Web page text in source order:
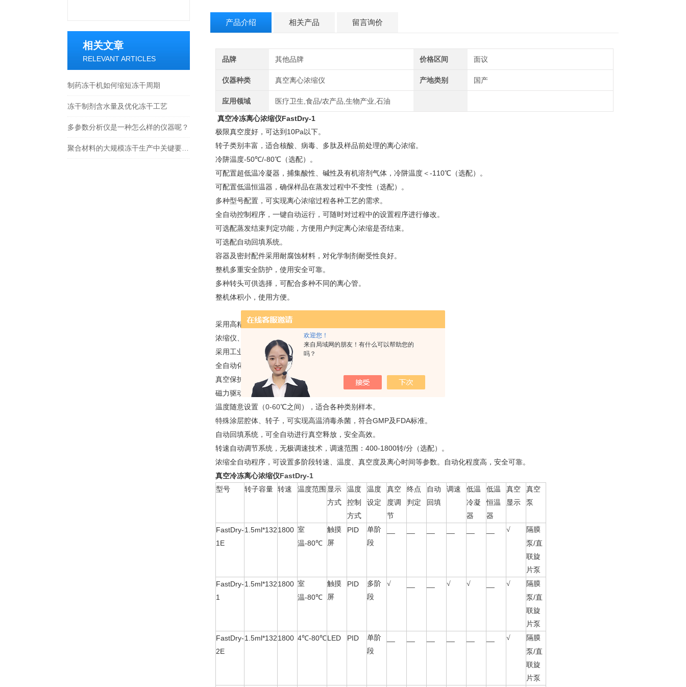
欢迎您！
来自局域网的朋友！有什么可以帮助您的
吗？
相关文章
RELEVANT ARTICLES
制药冻干机如何缩短冻干周期
冻干制剂含水量及优化冻干工艺
多参数分析仪是一种怎么样的仪器呢？
产品介绍 相关产品 留言询价
品牌 其他品牌 价格区间 面议
仪器种类 真空离心浓缩仪 产地类别 国产
应用领域 医疗卫生,食品/农产品,生物产业,石油
真空冷冻离心浓缩仪FastDry-1
极限真空度好，可达到 10Pa以下。
转子类别丰富，适合核酸、病毒、多肽及样品前处理的离心浓缩。
冷阱温度-50℃/-80℃（选配）。
可配置超低温冷凝器，捕集酸性、碱性及有机溶剂气体，冷阱温度＜ -110℃（选配）。
可配置低温恒温器，确保样品在蒸发过程中不变性（选配）。
多种型号配置，可实现离心浓缩过程各种工艺的需求。
全自动控制程序，一键自动运行，可随时对过程中的设置程序进行修改。
可选配蒸发结束判定功能，方便用户判定离心浓缩是否结束。
可选配自动回填系统。
容器及密封配件采用耐腐蚀材料，对化学制剂耐受性良好。
整机多重安全防护，使用安全可靠。
多种转头可供选择，可配合多种不同的离心管。
整机体积小，使用方便。
采用高精度控温技术，实现梯度控温，确保蒸发过程热量补给的精度。
浓缩仪、真空泵、冷阱独立模块，可自由组合。
采用工业触摸屏 +PLC，人机互动性好，操作便捷、稳定可靠。
全自动化程序，一键启动，快捷无忧。
真空保护功能，防止制品形成冰晶（转速达到设定值后，再抽真空）。
磁力驱动，保证了真空密封性，即安全又高效。
温度随意设置（0-60℃之间），适合各种类别样本。
特殊涂层腔体、转子，可实现高温消毒杀菌，符合GMP及FDA标准。
自动回填系统，可全自动进行真空释放，安全高效。
转速自动调节系统，无极调速技术，调速范围： 400-1800转/分（选配）。
浓缩全自动程序，可设置多阶段转速、温度、真空度及离心时间等参数。自动化程度高，安全可靠。
真空冷冻离心浓缩仪FastDry-1
型号 转子容量 转速 温度范围 显示
方式
温度
控制
方式
温度
设定
真空
度调
节
终点
判定
自动
回填
调速
低温
冷凝
器
低温
恒温
器
真空
显示
真空
泵
FastDry-
1E
1.5ml*1321800 室
温-80℃
触摸
屏
PID
单阶
段
√
隔膜
泵/直
联旋
片泵
FastDry-
1
1.5ml*1321800 室
温-80℃
触摸
屏
PID
多阶
段
√ √ √ √
隔膜
泵/直
联旋
片泵
FastDry-
2E
1.5ml*1321800 4℃-80℃LED PID
单阶
段
√
隔膜
泵/直
联旋
片泵